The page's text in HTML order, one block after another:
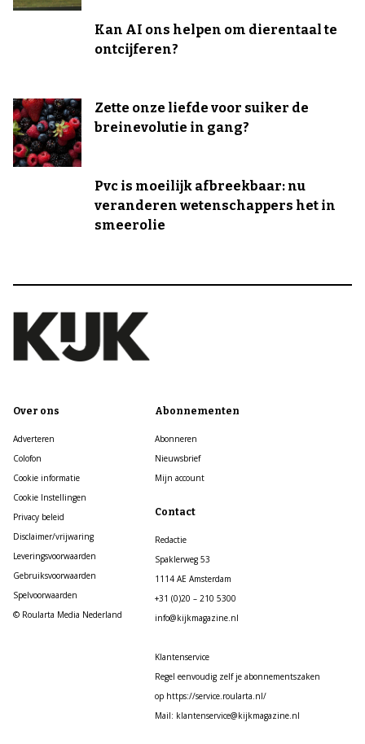
Kan AI ons helpen om dierentaal te
ontcijferen?
Zette onze liefde voor suiker de
breinevolutie in gang?
Pvc is moeilijk afbreekbaar: nu
veranderen wetenschappers het in
smeerolie
Over ons
Adverteren
Colofon
Cookie informatie
Cookie Instellingen
Privacy beleid
Disclaimer/vrijwaring
Leveringsvoorwaarden
Gebruiksvoorwaarden
Spelvoorwaarden
© Roularta Media Nederland
Abonnementen
Abonneren
Nieuwsbrief
Mijn account
Contact
Redactie
Spaklerweg 53
1114 AE Amsterdam
+31 (0)20 – 210 5300
info@kijkmagazine.nl
Klantenservice
Regel eenvoudig zelf je abonnementszaken
op https://service.roularta.nl/
Mail: klantenservice@kijkmagazine.nl